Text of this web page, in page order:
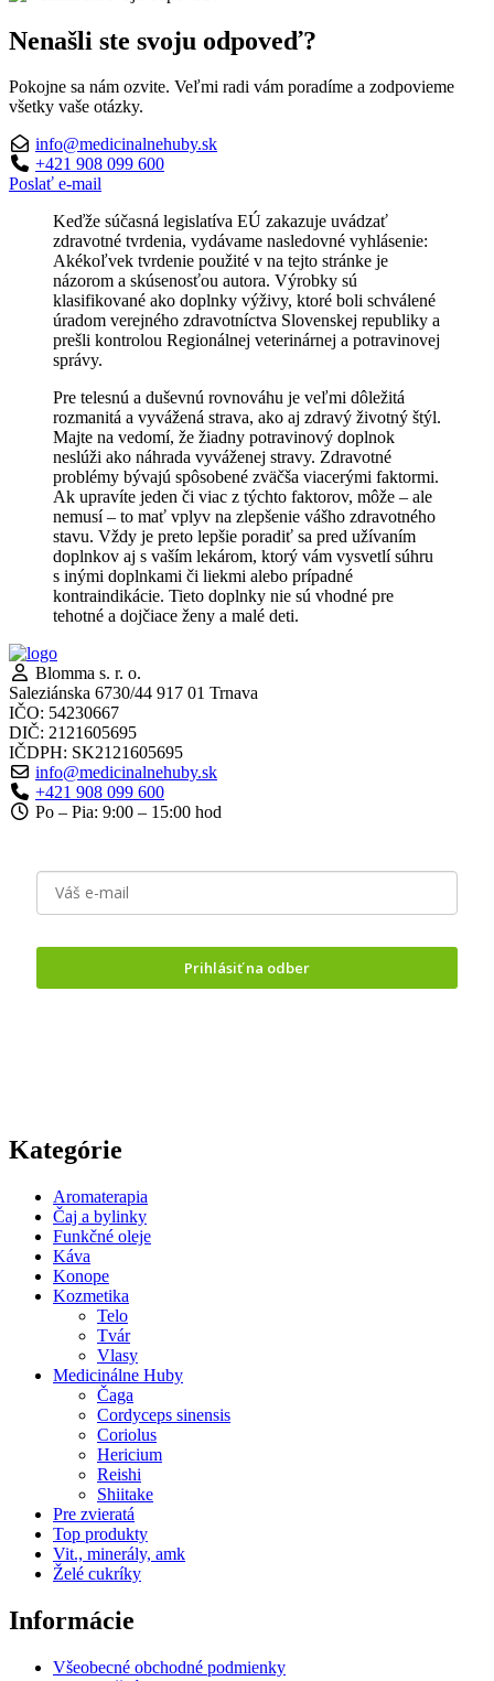
HP
lemon
Nutraceutica
Nenašli ste svoju odpoveď?
Pokojne sa nám ozvite. Veľmi radi vám poradíme a zodpovieme
všetky vaše otázky.
info@medicinalnehuby.sk
+421 908 099 600
Poslať e-mail
Keďže súčasná legislatíva EÚ zakazuje uvádzať
zdravotné tvrdenia, vydávame nasledovné vyhlásenie:
Akékoľvek tvrdenie použité v na tejto stránke je
názorom a skúsenosťou autora. Výrobky sú
klasifikované ako doplnky výživy, ktoré boli schválené
úradom verejného zdravotníctva Slovenskej republiky a
prešli kontrolou Regionálnej veterinárnej a potravinovej
správy.
Pre telesnú a duševnú rovnováhu je veľmi dôležitá
rozmanitá a vyvážená strava, ako aj zdravý životný štýl.
Majte na vedomí, že žiadny potravinový doplnok
neslúži ako náhrada vyváženej stravy. Zdravotné
problémy bývajú spôsobené zväčša viacerými faktormi.
Ak upravíte jeden či viac z týchto faktorov, môže – ale
nemusí – to mať vplyv na zlepšenie vášho zdravotného
stavu. Vždy je preto lepšie poradiť sa pred užívaním
doplnkov aj s vaším lekárom, ktorý vám vysvetlí súhru
s inými doplnkami či liekmi alebo prípadné
kontraindikácie. Tieto doplnky nie sú vhodné pre
tehotné a dojčiace ženy a malé deti.
Blomma s. r. o.
Saleziánska 6730/44 917 01 Trnava
IČO: 54230667
DIČ: 2121605695
IČDPH: SK2121605695
info@medicinalnehuby.sk
+421 908 099 600
Po – Pia: 9:00 – 15:00 hod
Prihlásiť na odber
Kategórie
Aromaterapia
Čaj a bylinky
Funkčné oleje
Káva
Konope
Kozmetika
Telo
Tvár
Vlasy
Medicinálne Huby
Čaga
Cordyceps sinensis
Coriolus
Hericium
Reishi
Shiitake
Pre zvieratá
Top produkty
Vit., minerály, amk
Želé cukríky
Informácie
Všeobecné obchodné podmienky